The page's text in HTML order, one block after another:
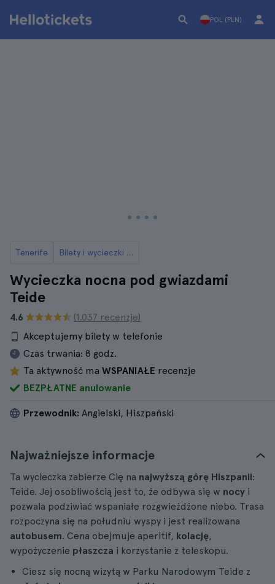
POL (PLN)
Tenerife Bilety i wycieczki na Teide na Teneryfie
Wycieczka nocna pod gwiazdami
Teide
4.6
(1.037 recenzje)
Akceptujemy bilety w telefonie
Czas trwania: 8 godz.
Ta aktywność ma WSPANIAŁE recenzje
BEZPŁATNE anulowanie
Przewodnik: Angielski, Hiszpański
Najważniejsze informacje
Ta wycieczka zabierze Cię na najwyższą górę Hiszpanii:
Teide. Jej osobliwością jest to, że odbywa się w nocy i
pozwala podziwiać wspaniałe rozgwieżdżone niebo. Trasa
rozpoczyna się na południu wyspy i jest realizowana
autobusem. Cena obejmuje aperitif, kolację,
wypożyczenie płaszcza i korzystanie z teleskopu.
Ciesz się nocną wizytą w Parku Narodowym Teide z